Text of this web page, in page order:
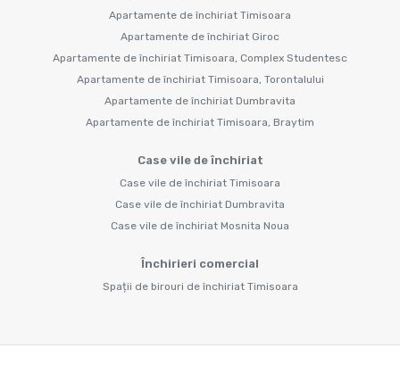
Apartamente de închiriat Timisoara
Apartamente de închiriat Giroc
Apartamente de închiriat Timisoara, Complex Studentesc
Apartamente de închiriat Timisoara, Torontalului
Apartamente de închiriat Dumbravita
Apartamente de închiriat Timisoara, Braytim
Case vile de închiriat
Case vile de închiriat Timisoara
Case vile de închiriat Dumbravita
Case vile de închiriat Mosnita Noua
Închirieri comercial
Spații de birouri de închiriat Timisoara